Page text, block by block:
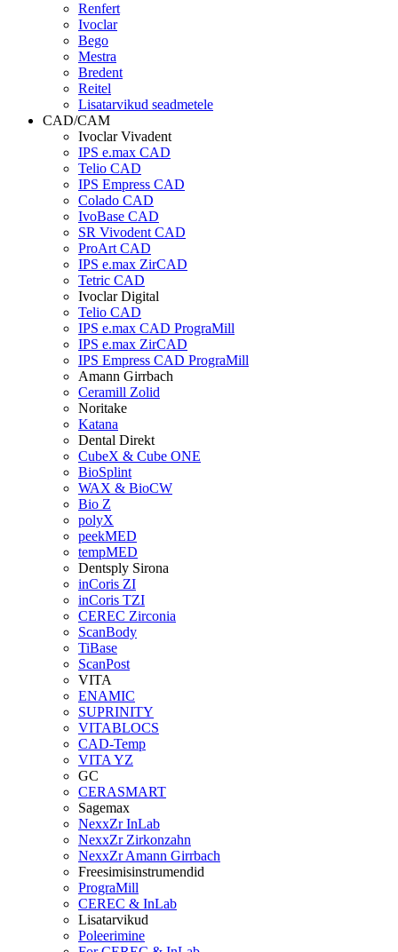
Renfert
Ivoclar
Bego
Mestra
Bredent
Reitel
Lisatarvikud seadmetele
CAD/CAM
Ivoclar Vivadent
IPS e.max CAD
Telio CAD
IPS Empress CAD
Colado CAD
IvoBase CAD
SR Vivodent CAD
ProArt CAD
IPS e.max ZirCAD
Tetric CAD
Ivoclar Digital
Telio CAD
IPS e.max CAD PrograMill
IPS e.max ZirCAD
IPS Empress CAD PrograMill
Amann Girrbach
Ceramill Zolid
Noritake
Katana
Dental Direkt
CubeX & Cube ONE
BioSplint
WAX & BioCW
Bio Z
polyX
peekMED
tempMED
Dentsply Sirona
inCoris ZI
inCoris TZI
CEREC Zirconia
ScanBody
TiBase
ScanPost
VITA
ENAMIC
SUPRINITY
VITABLOCS
CAD-Temp
VITA YZ
GC
CERASMART
Sagemax
NexxZr InLab
NexxZr Zirkonzahn
NexxZr Amann Girrbach
Freesimisinstrumendid
PrograMill
CEREC & InLab
Lisatarvikud
Poleerimine